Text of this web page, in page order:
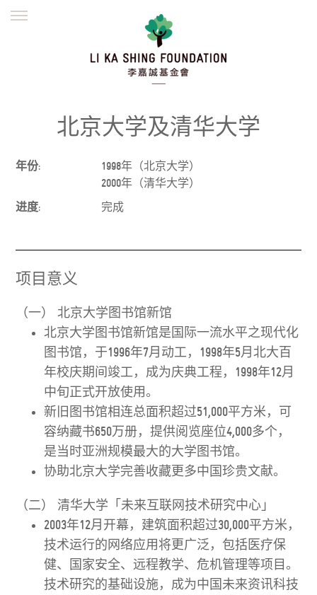
並肩同行
繁體
北京大学及清华大学
年份:
1998年（北京大学）
2000年（清华大学）
进度:
完成
项目意义
（一）
北京大学图书馆新馆
北京大学图书馆新馆是国际一流水平之现代化
图书馆，于1996年7月动工，1998年5月北大百
年校庆期间竣工，成为庆典工程，1998年12月
中旬正式开放使用。
新旧图书馆相连总面积超过51,000平方米，可
容纳藏书650万册，提供阅览座位4,000多个，
是当时亚洲规模最大的大学图书馆。
协助北京大学完善收藏更多中国珍贵文献。
（二）
清华大学「未来互联网技术研究中心」
2003年12月开幕，建筑面积超过30,000平方米，
技术运行的网络应用将更广泛，包括医疗保
健、国家安全、远程教学、危机管理等项目。
技术研究的基础设施，成为中国未来资讯科技